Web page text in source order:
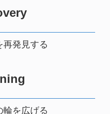
再発見する
輪を広げる